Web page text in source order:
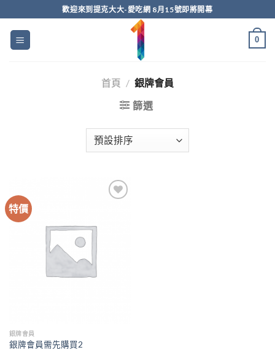
content
歡迎來到提克大大-愛吃網 8月15號即將開幕
0
首頁 / 銀牌會員
篩選
特價
銀牌會員
銀牌會員需先購買2